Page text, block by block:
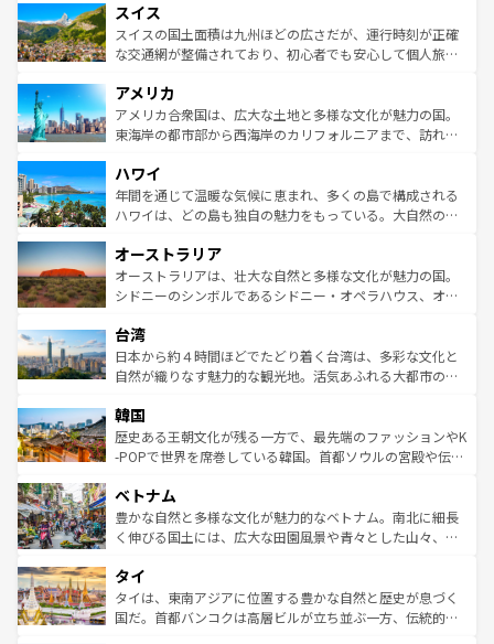
れる地方に足を運ぶとそれぞれで全く異なる文化を体験で
きるだろう。 なお、新着のフランス情報はコンテンツ一覧
を参照してほしい。
は、お酒好きな人にはぜひ体験してほしい。 なお、新着の
ドイツ情報はコンテンツ一覧を参照してほしい。
リアごとに異なる魅力がある。また、優雅なアフタヌーン
ティー、ビール好きにはたまらない英国パブ、サッカー観
戦など、本場だからこそできる体験も豊富。イギリスを旅
ンツ一覧を参照してほしい。
スイス
スイスの国土面積は九州ほどの広さだが、運行時刻が正確
な交通網が整備されており、初心者でも安心して個人旅行
の建物がそのまま残る町や、スイスならではのユニークな
博物館もあり、アルプス観光だけでなく町歩きも満喫する
ことができる。国民の所得が高いため物価も高いが、旅行
ば市内交通費無料で観光を楽しむこともできる。 なお、新
着のスイス情報はコンテンツ一覧 を参照してほしい。
アメリカ
アメリカ合衆国は、広大な土地と多様な文化が魅力の国。
東海岸の都市部から西海岸のカリフォルニアまで、訪れる
のような巨大都市は、観光、ショッピング、エンターテイ
ンメントが詰まった刺激的なスポットだ。一方、アメリカ
西部には大自然が広がり、グランドキャニオンやイエロー
部のニューオーリンズでは、音楽と美食が融合した独特の
文化が魅力。旅行者はアメリカの各地域で異なる魅力を楽
しみながら、その多様性と豊かな歴史を感じることができ
ならではの贅沢な旅のスタイルだ。 なお、新着のアメリカ
情報はコンテンツ一覧を参照してほしい。
ハワイ
年間を通じて温暖な気候に恵まれ、多くの島で構成される
ハワイは、どの島も独自の魅力をもっている。大自然の神
ワイ島は見逃せない。また、定番の観光地といえばオアフ
島だが、静かな自然を求めるならマウイ島やカウアイ島が
おすすめ。エメラルドグリーンに輝く海をはじめ、豊かな
れるおもてなしの心で訪れる人々を迎えてくれるハワイの
人々、おいしいローカルフードやハワイアンミュージッ
ク、伝統的なフラダンスなど、すべてがハワイの魅力を彩
ワイを、存分に味わってほしい。 なお、新着のハワイ情報
はコンテンツ一覧を参照してほしい。
オーストラリア
オーストラリアは、壮大な自然と多様な文化が魅力の国。
シドニーのシンボルであるシドニー・オペラハウス、オー
リアリーフや大陸中央部にそびえるウルル（エアーズロッ
ク）、タスマニアの美しい原生林やケアンズの熱帯雨林な
ど、見どころがたくさん。また、カフェやワイン、オージ
いる。アクティビティも充実しており、サーフィンやダイ
ビング、ハイキングなど、アウトドア好きにはたまらな
い。オーストラリアの多彩な魅力を存分に味わいつくそ
参照してほしい。
台湾
日本から約４時間ほどでたどり着く台湾は、多彩な文化と
自然が織りなす魅力的な観光地。活気あふれる大都市の台
ン）、静ひつな山岳地帯である台湾東部など、都市の喧騒
と山間の静けさが共存しており、訪れる人に新しい発見と
驚きをもたらしてくれる。また、奥深い台湾の食文化も魅
容にもいいと評判のスイーツなど、バラエティ豊かな料理
が味わえる。 なお、新着の台湾情報は コンテンツ一覧を参
照してほしい。
韓国
歴史ある王朝文化が残る一方で、最先端のファッションやK
-POPで世界を席巻している韓国。首都ソウルの宮殿や伝統
き、地方に足を延ばせば四季折々の自然美を楽しむことが
できる。そして、キムチや焼肉、絶品のストリートフード
まで、さまざまな韓国料理が待っている。夜には、韓国な
リティに包まれながら、韓国の多彩な魅力を心ゆくまで味
わってみてほしい。 なお、新着の韓国情報はコンテンツ一
覧を参照してほしい。
ベトナム
豊かな自然と多様な文化が魅力的なベトナム。南北に細長
く伸びる国土には、広大な田園風景や青々とした山々、世
急速な発展と共に伝統が息づく。ハノイの古い町並みやホ
ーチミン市のフランス統治時代の建物も、独特の雰囲気を
醸し出している。また、バラエティの豊かさとおいしさで
タイ
タイは、東南アジアに位置する豊かな自然と歴史が息づく
国だ。首都バンコクは高層ビルが立ち並ぶ一方、伝統的な